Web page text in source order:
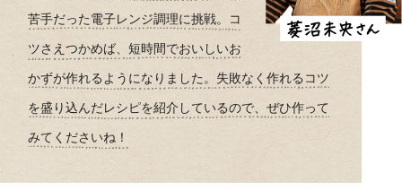
苦手だった電子レンジ調理に挑戦。コ
ツさえつかめば、短時間でおいしいお
かずが作れるようになりました。失敗なく作れるコツ
を盛り込んだレシピを紹介しているので、ぜひ作って
みてくださいね！